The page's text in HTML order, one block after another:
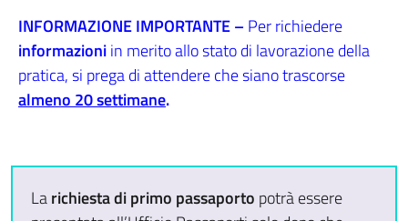
INFORMAZIONE IMPORTANTE –Per richiedere
informazioniin merito allo stato di lavorazione della
pratica, si prega di attendere che siano trascorse
almeno 20 settimane.
Larichiesta di primo passaporto potrà essere